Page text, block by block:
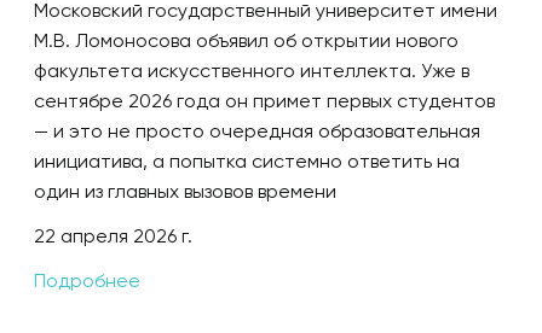
Московский государственный университет имени
М.В. Ломоносова объявил об открытии нового
факультета искусственного интеллекта. Уже в
сентябре 2026 года он примет первых студентов
— и это не просто очередная образовательная
инициатива, а попытка системно ответить на
один из главных вызовов времени
22 апреля 2026 г.
Подробнее